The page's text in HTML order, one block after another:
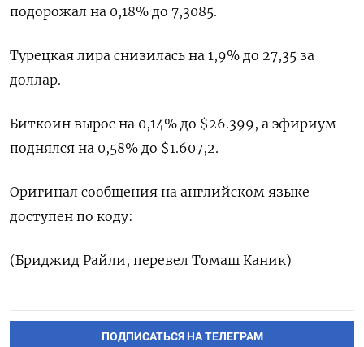
подорожал на 0,18% до 7,3085.
Турецкая лира снизилась на 1,9% до 27,35 за
доллар.
Биткоин вырос на 0,14% до $26.399, а эфириум
поднялся на 0,58% до $1.607,2.
Оригинал сообщения на английском языке
доступен по коду:
(Бриджид Райли, перевел Томаш Каник)
ПОДПИСАТЬСЯ НА ТЕЛЕГРАМ